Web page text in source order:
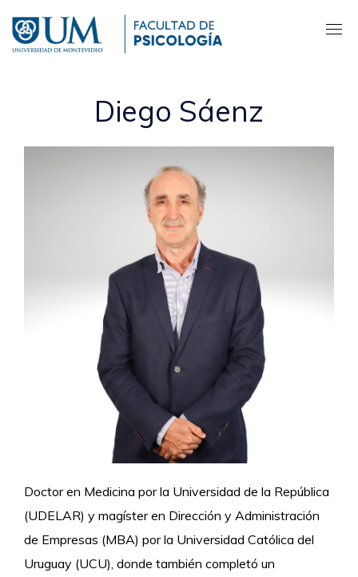
contenido
principal
Diego Sáenz
Doctor en Medicina por la Universidad de la República
(UDELAR) y magíster en Dirección y Administración
de Empresas (MBA) por la Universidad Católica del
Uruguay (UCU), donde también completó un